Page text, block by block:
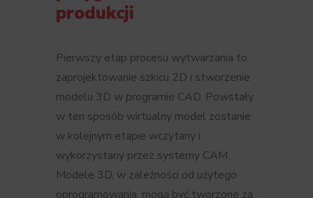
produkcji
Pierwszy etap procesu wytwarzania to
zaprojektowanie szkicu 2D i stworzenie
modelu 3D w programie CAD. Powstały
w ten sposób wirtualny model zostanie
w kolejnym etapie wczytany i
wykorzystany przez systemy CAM.
Modele 3D, w zależności od użytego
oprogramowania, mogą być tworzone za